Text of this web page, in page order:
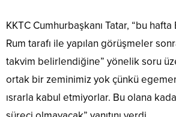
KKTC Cumhurbaşkanı Tatar, “bu
Rum tarafı ile yapılan görüşmeler
takvim belirlendiğine” yönelik soru
ortak bir zeminimiz yok çünkü
ısrarla kabul etmiyorlar. Bu olana